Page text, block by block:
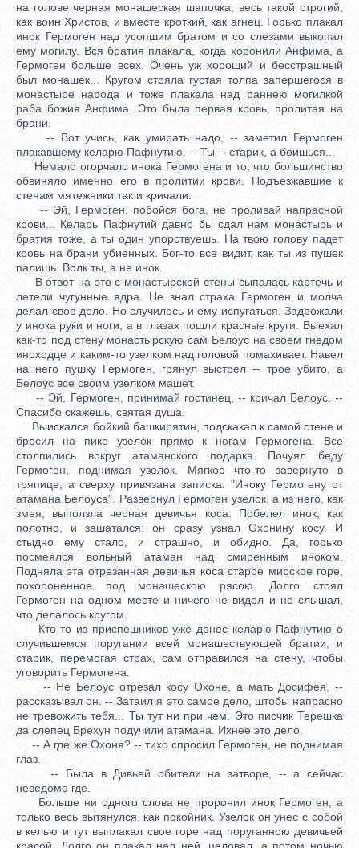
на голове черная монашеская шапочка, весь такой строгий,
как воин Христов, и вместе кроткий, как агнец. Горько плакал
инок Гермоген над усопшим братом и со слезами выкопал
ему могилу. Вся братия плакала, когда хоронили Анфима, а
Гермоген больше всех. Очень уж хороший и бесстрашный
был монашек... Кругом стояла густая толпа запершегося в
монастыре народа и тоже плакала над раннею могилкой
раба божия Анфима. Это была первая кровь, пролитая на
брани.
-- Вот учись, как умирать надо, -- заметил Гермоген
плакавшему келарю Пафнутию. -- Ты -- старик, а боишься...
Немало огорчало инока Гермогена и то, что большинство
обвиняло именно его в пролитии крови. Подъезжавшие к
стенам мятежники так и кричали:
-- Эй, Гермоген, побойся бога, не проливай напрасной
крови... Келарь Пафнутий давно бы сдал нам монастырь и
братия тоже, а ты один упорствуешь. На твою голову падет
кровь на брани убиенных. Бог-то все видит, как ты из пушек
палишь. Волк ты, а не инок.
В ответ на это с монастырской стены сыпалась картечь и
летели чугунные ядра. Не знал страха Гермоген и молча
делал свое дело. Но случилось и ему испугаться. Задрожали
у инока руки и ноги, а в глазах пошли красные круги. Выехал
как-то под стену монастырскую сам Белоус на своем гнедом
иноходце и каким-то узелком над головой помахивает. Навел
на него пушку Гермоген, грянул выстрел -- трое убито, а
Белоус все своим узелком машет.
-- Эй, Гермоген, принимай гостинец, -- кричал Белоус. --
Спасибо скажешь, святая душа.
Выискался бойкий башкирятин, подскакал к самой стене и
бросил на пике узелок прямо к ногам Гермогена. Все
столпились вокруг атаманского подарка. Почуял беду
Гермоген, поднимая узелок. Мягкое что-то завернуто в
тряпице, а сверху привязана записка: "Иноку Гермогену от
атамана Белоуса". Развернул Гермоген узелок, а из него, как
змея, выползла черная девичья коса. Побелел инок, как
полотно, и зашатался: он сразу узнал Охонину косу. И
стыдно ему стало, и страшно, и обидно. Да, горько
посмеялся вольный атаман над смиренным иноком.
Подняла эта отрезанная девичья коса старое мирское горе,
похороненное под монашескою рясою. Долго стоял
Гермоген на одном месте и ничего не видел и не слышал,
что делалось кругом.
Кто-то из приспешников уже донес келарю Пафнутию о
случившемся поругании всей монашествующей братии, и
старик, перемогая страх, сам отправился на стену, чтобы
уговорить Гермогена.
-- Не Белоус отрезал косу Охоне, а мать Досифея, --
рассказывал он. -- Затаил я это самое дело, штобы напрасно
не тревожить тебя... Ты тут ни при чем. Это писчик Терешка
да слепец Брехун подучили атамана. Ихнее это дело.
-- А где же Охоня? -- тихо спросил Гермоген, не поднимая
глаз.
-- Была в Дивьей обители на затворе, -- а сейчас
неведомо где.
Больше ни одного слова не проронил инок Гермоген, а
только весь вытянулся, как покойник. Узелок он унес с собой
в келью и тут выплакал свое горе над поруганною девичьей
красой. Долго он плакал над ней, целовал, а потом ночью